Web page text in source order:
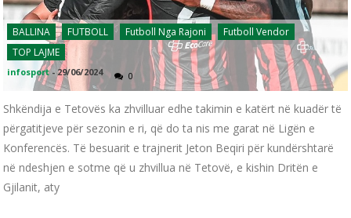
BALLINA FUTBOLL Futboll Nga Rajoni
Futboll Vendor
TOP LAJME
infosport -29/06/2024 0
Shkëndija e Tetovës ka zhvilluar edhe takimin e katërt në kuadër të
përgatitjeve për sezonin e ri, që do ta nis me garat në Ligën e
Konferencës. Të besuarit e trajnerit Jeton Beqiri për kundërshtarë
në ndeshjen e sotme që u zhvillua në Tetovë, e kishin Dritën e
Gjilanit, aty